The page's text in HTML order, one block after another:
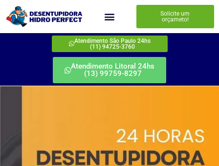
Solicite um
orçameto!
Atendimento São Paulo 24hs
(11) 94725-3760
Atendimento Litoral 24hs
(13) 99759-8297